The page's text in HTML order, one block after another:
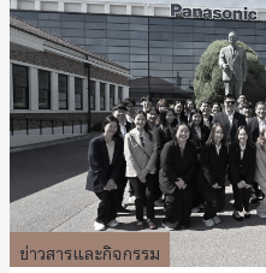
ข่าวสารและกิจกรรม